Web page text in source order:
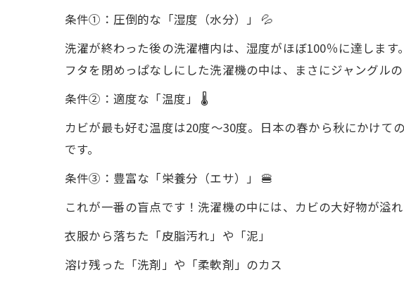
脱衣所・洗面所の壁や床がカビて
まとめ：清潔な衣服と、深呼吸で
条件①：圧倒的な「湿度（水分）」 💦
洗濯が終わった後の洗濯槽内は、湿度がほぼ100％に達しま
フタを閉めっぱなしにした洗濯機の中は、まさにジャングルの
条件②：適度な「温度」 🌡️
カビが最も好む温度は20度〜30度。日本の春から秋にかけ
です。
条件③：豊富な「栄養分（エサ）」 🍔
これが一番の盲点です！洗濯機の中には、カビの大好物が溢れ
衣服から落ちた「皮脂汚れ」や「泥」
溶け残った「洗剤」や「柔軟剤」のカス